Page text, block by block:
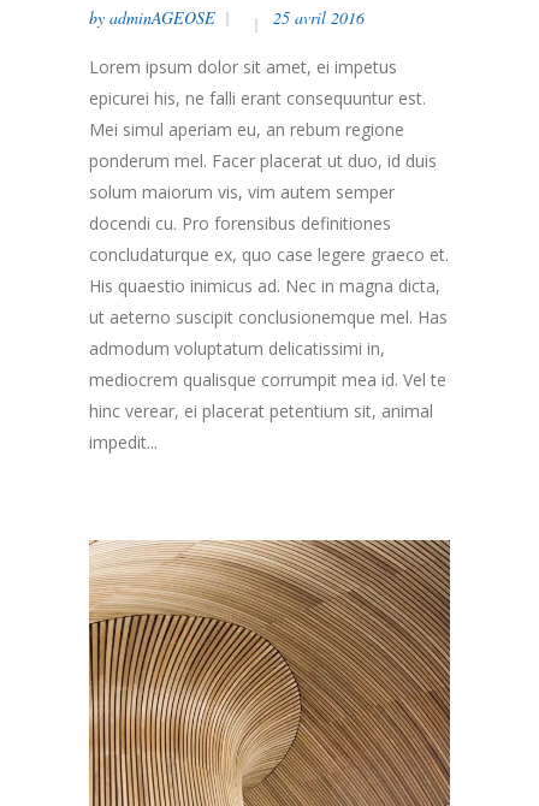
by adminAGEOSE 25 avril 2016
Lorem ipsum dolor sit amet, ei impetus
epicurei his, ne falli erant consequuntur est.
Mei simul aperiam eu, an rebum regione
ponderum mel. Facer placerat ut duo, id duis
solum maiorum vis, vim autem semper
docendi cu. Pro forensibus definitiones
concludaturque ex, quo case legere graeco et.
His quaestio inimicus ad. Nec in magna dicta,
ut aeterno suscipit conclusionemque mel. Has
admodum voluptatum delicatissimi in,
mediocrem qualisque corrumpit mea id. Vel te
hinc verear, ei placerat petentium sit, animal
impedit...